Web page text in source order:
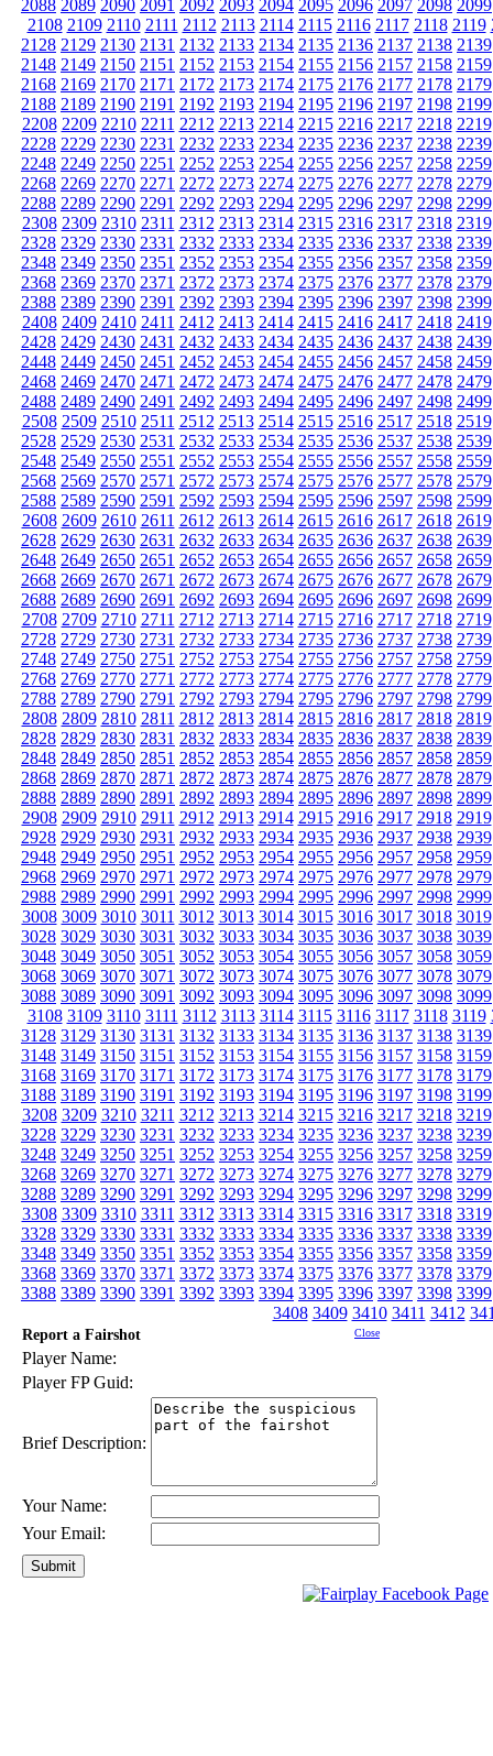
2088 2089 2090 2091 2092 2093 2094 2095 2096 2097 2098 2099
2108 2109 2110 2111 2112 2113 2114 2115 2116 2117 2118 2119
2128 2129 2130 2131 2132 2133 2134 2135 2136 2137 2138 2139
2148 2149 2150 2151 2152 2153 2154 2155 2156 2157 2158 2159
2168 2169 2170 2171 2172 2173 2174 2175 2176 2177 2178 2179
2188 2189 2190 2191 2192 2193 2194 2195 2196 2197 2198 2199
2208 2209 2210 2211 2212 2213 2214 2215 2216 2217 2218 2219
2228 2229 2230 2231 2232 2233 2234 2235 2236 2237 2238 2239
2248 2249 2250 2251 2252 2253 2254 2255 2256 2257 2258 2259
2268 2269 2270 2271 2272 2273 2274 2275 2276 2277 2278 2279
2288 2289 2290 2291 2292 2293 2294 2295 2296 2297 2298 2299
2308 2309 2310 2311 2312 2313 2314 2315 2316 2317 2318 2319
2328 2329 2330 2331 2332 2333 2334 2335 2336 2337 2338 2339
2348 2349 2350 2351 2352 2353 2354 2355 2356 2357 2358 2359
2368 2369 2370 2371 2372 2373 2374 2375 2376 2377 2378 2379
2388 2389 2390 2391 2392 2393 2394 2395 2396 2397 2398 2399
2408 2409 2410 2411 2412 2413 2414 2415 2416 2417 2418 2419
2428 2429 2430 2431 2432 2433 2434 2435 2436 2437 2438 2439
2448 2449 2450 2451 2452 2453 2454 2455 2456 2457 2458 2459
2468 2469 2470 2471 2472 2473 2474 2475 2476 2477 2478 2479
2488 2489 2490 2491 2492 2493 2494 2495 2496 2497 2498 2499
2508 2509 2510 2511 2512 2513 2514 2515 2516 2517 2518 2519
2528 2529 2530 2531 2532 2533 2534 2535 2536 2537 2538 2539
2548 2549 2550 2551 2552 2553 2554 2555 2556 2557 2558 2559
2568 2569 2570 2571 2572 2573 2574 2575 2576 2577 2578 2579
2588 2589 2590 2591 2592 2593 2594 2595 2596 2597 2598 2599
2608 2609 2610 2611 2612 2613 2614 2615 2616 2617 2618 2619
2628 2629 2630 2631 2632 2633 2634 2635 2636 2637 2638 2639
2648 2649 2650 2651 2652 2653 2654 2655 2656 2657 2658 2659
2668 2669 2670 2671 2672 2673 2674 2675 2676 2677 2678 2679
2688 2689 2690 2691 2692 2693 2694 2695 2696 2697 2698 2699
2708 2709 2710 2711 2712 2713 2714 2715 2716 2717 2718 2719
2728 2729 2730 2731 2732 2733 2734 2735 2736 2737 2738 2739
2748 2749 2750 2751 2752 2753 2754 2755 2756 2757 2758 2759
2768 2769 2770 2771 2772 2773 2774 2775 2776 2777 2778 2779
2788 2789 2790 2791 2792 2793 2794 2795 2796 2797 2798 2799
2808 2809 2810 2811 2812 2813 2814 2815 2816 2817 2818 2819
2828 2829 2830 2831 2832 2833 2834 2835 2836 2837 2838 2839
2848 2849 2850 2851 2852 2853 2854 2855 2856 2857 2858 2859
2868 2869 2870 2871 2872 2873 2874 2875 2876 2877 2878 2879
2888 2889 2890 2891 2892 2893 2894 2895 2896 2897 2898 2899
2908 2909 2910 2911 2912 2913 2914 2915 2916 2917 2918 2919
2928 2929 2930 2931 2932 2933 2934 2935 2936 2937 2938 2939
2948 2949 2950 2951 2952 2953 2954 2955 2956 2957 2958 2959
2968 2969 2970 2971 2972 2973 2974 2975 2976 2977 2978 2979
2988 2989 2990 2991 2992 2993 2994 2995 2996 2997 2998 2999
3008 3009 3010 3011 3012 3013 3014 3015 3016 3017 3018 3019
3028 3029 3030 3031 3032 3033 3034 3035 3036 3037 3038 3039
3048 3049 3050 3051 3052 3053 3054 3055 3056 3057 3058 3059
3068 3069 3070 3071 3072 3073 3074 3075 3076 3077 3078 3079
3088 3089 3090 3091 3092 3093 3094 3095 3096 3097 3098 3099
3108 3109 3110 3111 3112 3113 3114 3115 3116 3117 3118 3119
3128 3129 3130 3131 3132 3133 3134 3135 3136 3137 3138 3139
3148 3149 3150 3151 3152 3153 3154 3155 3156 3157 3158 3159
3168 3169 3170 3171 3172 3173 3174 3175 3176 3177 3178 3179
3188 3189 3190 3191 3192 3193 3194 3195 3196 3197 3198 3199
3208 3209 3210 3211 3212 3213 3214 3215 3216 3217 3218 3219
3228 3229 3230 3231 3232 3233 3234 3235 3236 3237 3238 3239
3248 3249 3250 3251 3252 3253 3254 3255 3256 3257 3258 3259
3268 3269 3270 3271 3272 3273 3274 3275 3276 3277 3278 3279
3288 3289 3290 3291 3292 3293 3294 3295 3296 3297 3298 3299
3308 3309 3310 3311 3312 3313 3314 3315 3316 3317 3318 3319
3328 3329 3330 3331 3332 3333 3334 3335 3336 3337 3338 3339
3348 3349 3350 3351 3352 3353 3354 3355 3356 3357 3358 3359
3368 3369 3370 3371 3372 3373 3374 3375 3376 3377 3378 3379
3388 3389 3390 3391 3392 3393 3394 3395 3396 3397 3398 3399
3408 3409 3410 3411 3412
Report a Fairshot Close
Player Name:
Player FP Guid:
Brief Description:
Your Name:
Your Email: